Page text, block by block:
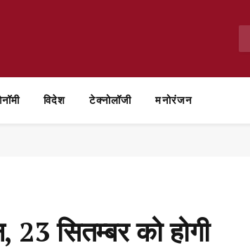
विदेश टेक्नोलॉजी मनोरंजन
23 सितम्बर को होगी